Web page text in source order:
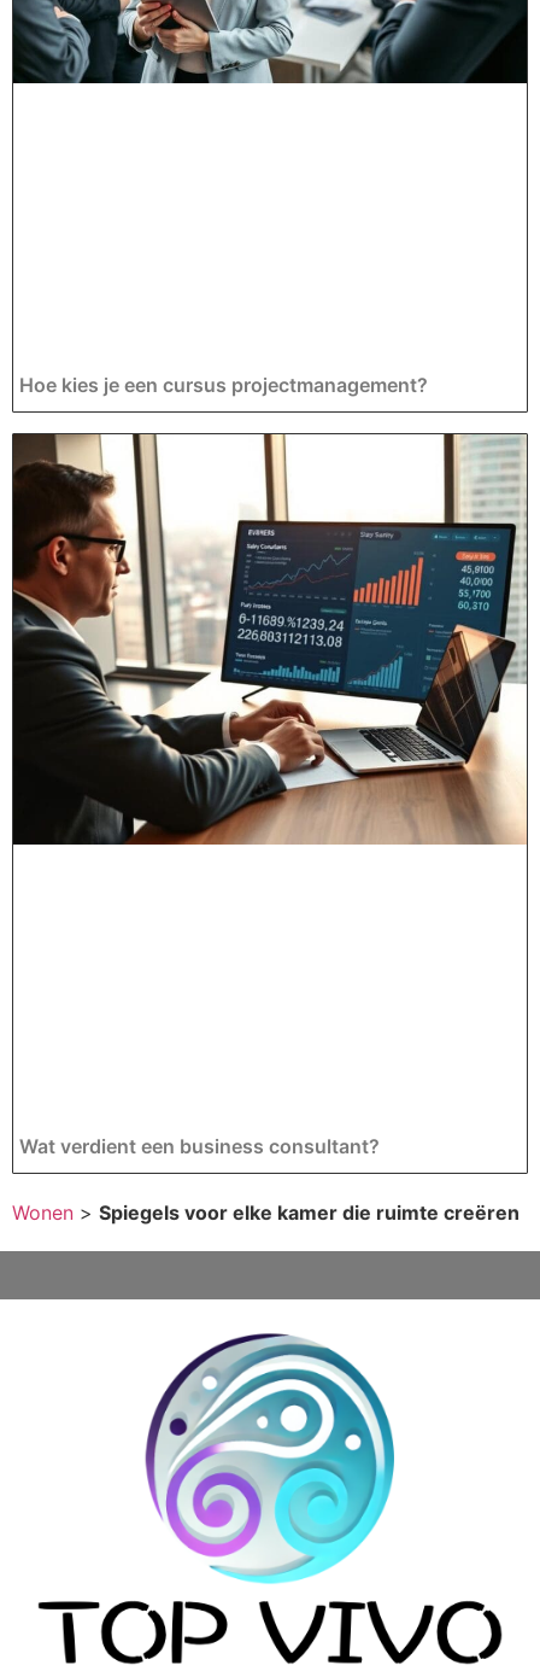
Hoe kies je een cursus projectmanagement?
Wat verdient een business consultant?
Wonen > Spiegels voor elke kamer die ruimte creëren